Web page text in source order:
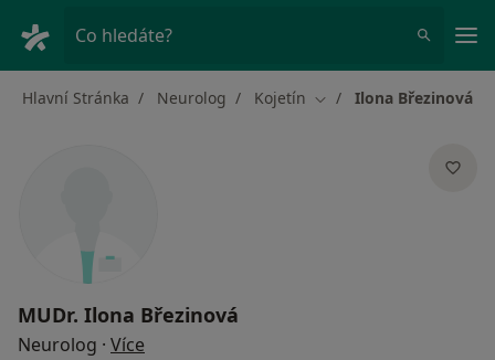
Co hledáte?
Hlavní Stránka Neurolog Kojetín Změna města
Ilona Březinová
MUDr. Ilona Březinová
Neurolog · Více